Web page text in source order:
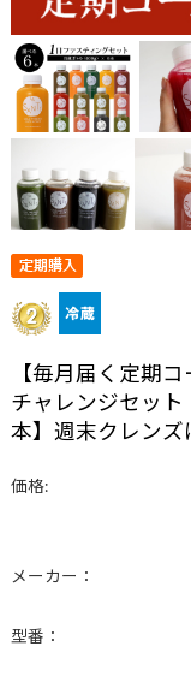
【毎月届く定期
チャレンジセッ
本】週末クレンズ
価格:
メーカー：
型番：